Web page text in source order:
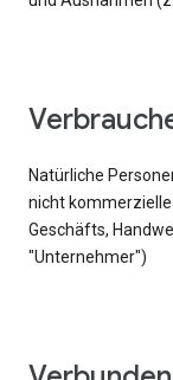
Natürliche
nicht
Geschäfts,
"Unternehmer")